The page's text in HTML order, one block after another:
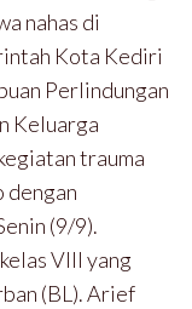
nahas di
Kota Kediri
Perlindungan
Keluarga
trauma
dengan
(9/9).
VIII yang
(BL). Arief